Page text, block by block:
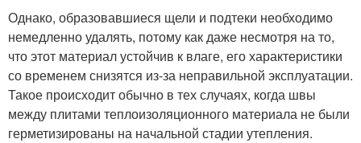
Однако, образовавшиеся щели и подтеки необходимо
немедленно удалять, потому как даже несмотря на то,
что этот материал устойчив к влаге, его характеристики
со временем снизятся из-за неправильной эксплуатации.
Такое происходит обычно в тех случаях, когда швы
между плитами теплоизоляционного материала не были
герметизированы на начальной стадии утепления.